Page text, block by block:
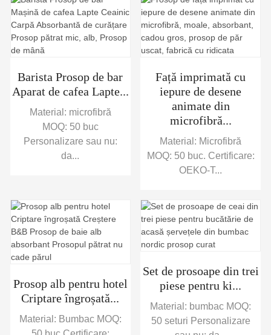
Barista Prosop de bar
Aparat de cafea Lapte...
Material: microfibră
MOQ: 50 buc
Personalizare sau nu:
da...
Față imprimată cu
iepure de desene
animate din
microfibră...
Material: Microfibră
MOQ: 50 buc. Certificare:
OEKO-T...
Prosop alb pentru hotel
Criptare îngroșată...
Material: Bumbac MOQ:
Set de prosoape din trei
piese pentru ki...
Material: bumbac MOQ:
50 seturi Personalizare